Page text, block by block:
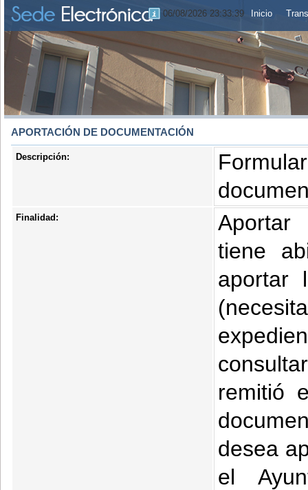
06/08/2026 23:33:40 Inicio
APORTACIÓN DE DOCUMENTACIÓN
Descripción:
Finalidad:
Aportar
tiene
aportar
remitió
desea
el